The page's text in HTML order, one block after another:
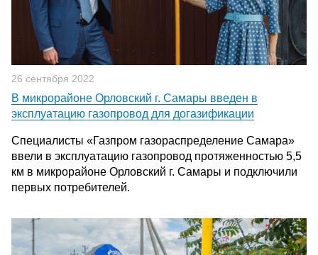
26 сентября 2022
В микрорайоне Орловский г. Самары введен в
эксплуатацию газопровод для догазификации
Специалисты «Газпром газораспределение Самара»
ввели в эксплуатацию газопровод протяженностью 5,5
км в микрорайоне Орловский г. Самары и подключили
первых потребителей.